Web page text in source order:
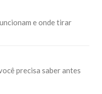
e onde tirar
precisa saber antes